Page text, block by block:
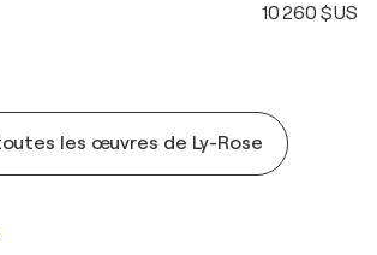
10 260 $US
les œuvres de Ly-Rose